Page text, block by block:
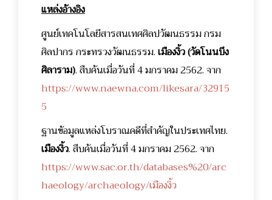
แหล่งอ้างอิง
ศูนย์เทคโนโลยีสารสนเทศศิลปวัฒนธรรม กรม
ศิลปากร กระทรวงวัฒนธรรม.เมืองงิ้ว (วัดโนนบึง
ศิลาราม). สืบค้นเมื่อวันที่ 4 มกราคม 2562. จาก
https://www.naewna.com/likesara/32915
5
ฐานข้อมูลแหล่งโบราณคดีที่สำคัญในประเทศไทย.
เมืองงิ้ว. สืบค้นเมื่อวันที่ 4 มกราคม 2562. จาก
https://www.sac.or.th/databases%20/arc
haeology/archaeology/เมืองงิ้ว